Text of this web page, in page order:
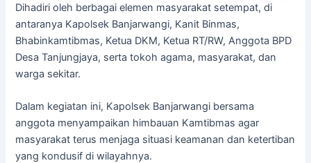
Dihadiri oleh berbagai elemen masyarakat setempat, di
antaranya Kapolsek Banjarwangi, Kanit Binmas,
Bhabinkamtibmas, Ketua DKM, Ketua RT/RW, Anggota BPD
Desa Tanjungjaya, serta tokoh agama, masyarakat, dan
warga sekitar.
Dalam kegiatan ini, Kapolsek Banjarwangi bersama
anggota menyampaikan himbauan Kamtibmas agar
masyarakat terus menjaga situasi keamanan dan ketertiban
yang kondusif di wilayahnya.